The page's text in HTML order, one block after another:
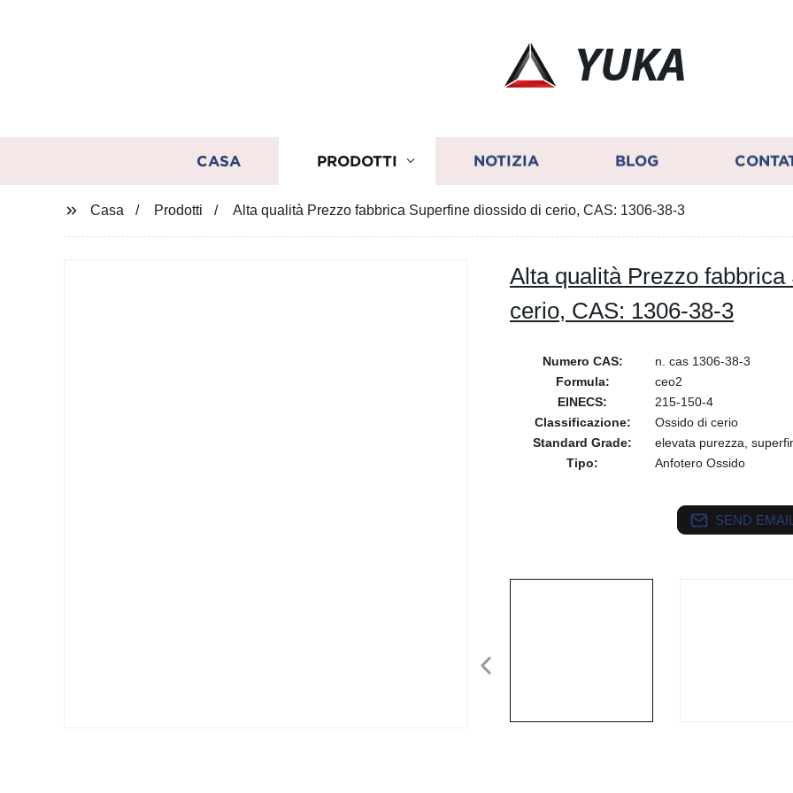
YUKA
CASA PRODOTTI NOTIZIA BLOG
Casa Prodotti Alta qualità Prezzo fabbrica Superfine diossido di cerio, CAS: 1306-38-3
Alta qualità Prezzo
cerio, CAS: 1306-38-3
Numero CAS:
n. cas 1306-38-3
Formula:
ceo2
EINECS:
215-150-4
Classificazione:
Ossido di cerio
Standard Grade:
elevata purezza,
Tipo:
Anfotero Ossido
SEND